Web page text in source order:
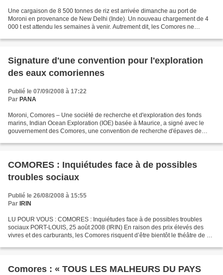
Une cargaison de 8 500 tonnes de riz est arrivée dimanche au port de
Moroni en provenance de New Delhi (Inde). Un nouveau chargement de 4
000 t est attendu les semaines à venir. Autrement dit, les Comores ne
Signature d'une convention pour l'exploration
des eaux comoriennes
Publié le 07/09/2008 à 17:22
Par PANA
Moroni, Comores – Une société de recherche et d'exploration des fonds
marins, Indian Ocean Exploration (IOE) basée à Maurice, a signé avec le
gouvernement des Comores, une convention de recherche d'épaves de
COMORES : Inquiétudes face à de possibles
troubles sociaux
Publié le 26/08/2008 à 15:55
Par IRIN
LU POUR VOUS : COMORES : Inquiétudes face à de possibles troubles
sociaux PORT-LOUIS, 25 août 2008 (IRIN) En raison des prix élevés des
vivres et des carburants, les Comores risquent d’être bientôt le théâtre de «
Comores : « TOUS LES MALHEURS DU PAYS